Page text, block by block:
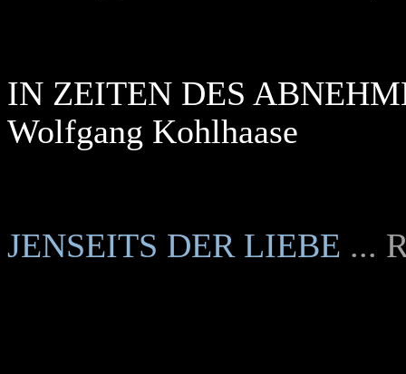
IN ZEITEN DES
Wolfgang Kohlhaase
JENSEITS DER LIEBE ...